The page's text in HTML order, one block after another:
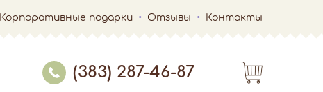
Корпоративные подарки Отзывы Контакты
(383) 287-46-87